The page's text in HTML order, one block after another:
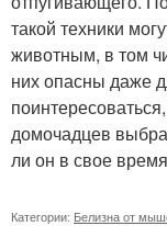
такой техники
животным, в том
них опасны даже
домочадцев
ли он в свое
Категории: Белизна от